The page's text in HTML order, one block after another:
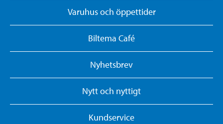
Varuhus och öppettider
Biltema Café
Nyhetsbrev
Nytt och nyttigt
Kundservice